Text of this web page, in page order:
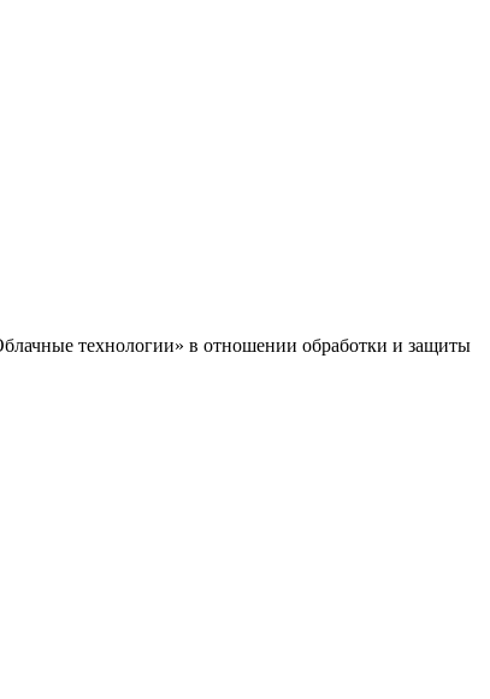
технологии» в отношении обработки и защиты